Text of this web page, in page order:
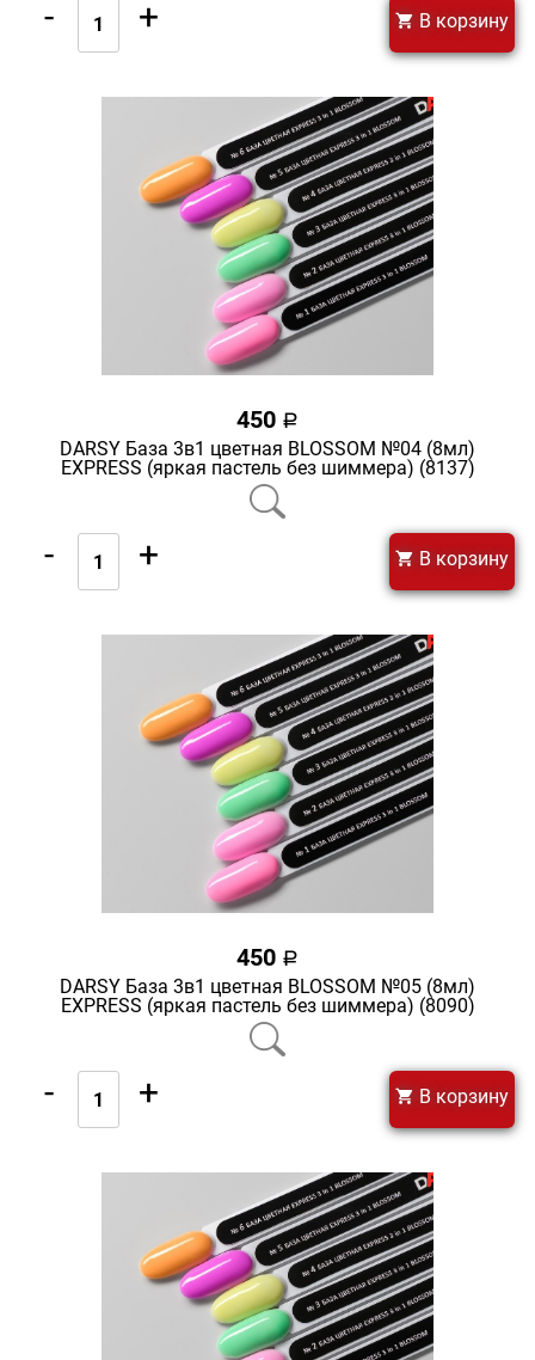
- + В корзину
450 a
DARSY База 3в1 цветная BLOSSOM №04 (8мл)
EXPRESS (яркая пастель без шиммера) (8137)
- + В корзину
450 a
DARSY База 3в1 цветная BLOSSOM №05 (8мл)
EXPRESS (яркая пастель без шиммера) (8090)
- + В корзину